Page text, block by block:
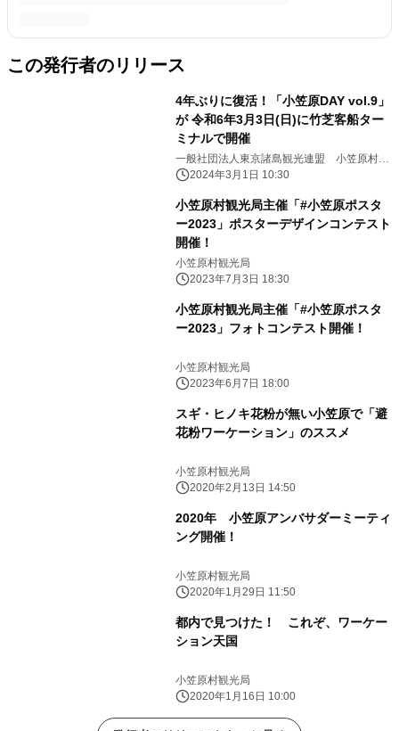
この発行者のリリース
4年ぶりに復活！「小笠原DAY vol.9」
が 令和6年3月3日(日)に竹芝客船ター
ミナルで開催
一般社団法人東京諸島観光連盟 小笠原村観
光局2024年3月1日 10:30
小笠原村観光局主催「#小笠原ポスタ
ー2023」ポスターデザインコンテスト
開催！
小笠原村観光局
2023年7月3日 18:30
小笠原村観光局主催「#小笠原ポスタ
ー2023」フォトコンテスト開催！
小笠原村観光局
2023年6月7日 18:00
スギ・ヒノキ花粉が無い小笠原で「避
花粉ワーケーション」のススメ
小笠原村観光局
2020年2月13日 14:50
2020年 小笠原アンバサダーミーティ
ング開催！
小笠原村観光局
2020年1月29日 11:50
都内で見つけた！ これぞ、ワーケー
ション天国
小笠原村観光局
2020年1月16日 10:00